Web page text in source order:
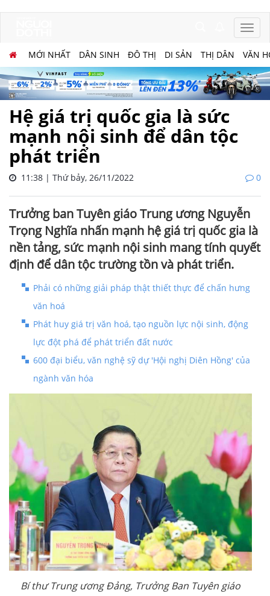
MỚI NHẤT DÂN SINH ĐÔ THỊ DI SẢN THỊ DÂN VĂN
Hệ giá trị quốc gia là sức
mạnh nội sinh để dân tộc
phát triển
11:38 | Thứ bảy, 26/11/2022 0
Trưởng ban Tuyên giáo Trung ương Nguyễn
Trọng Nghĩa nhấn mạnh hệ giá trị quốc gia là
nền tảng, sức mạnh nội sinh mang tính quyết
định để dân tộc trường tồn và phát triển.
Phải có những giải pháp thật thiết thực để chấn hưng
văn hoá
Phát huy giá trị văn hoá, tạo nguồn lực nội sinh, động
lực đột phá để phát triển đất nước
600 đại biểu, văn nghệ sỹ dự 'Hội nghị Diên Hồng' của
ngành văn hóa
Bí thư Trung ương Đảng, Trưởng Ban Tuyên giáo